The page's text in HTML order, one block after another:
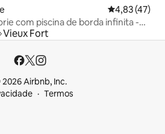
4,83 de uma
4,83 (47)
com piscina de borda infinita -
Vieux Fort
Airbnb, Inc.
Termos